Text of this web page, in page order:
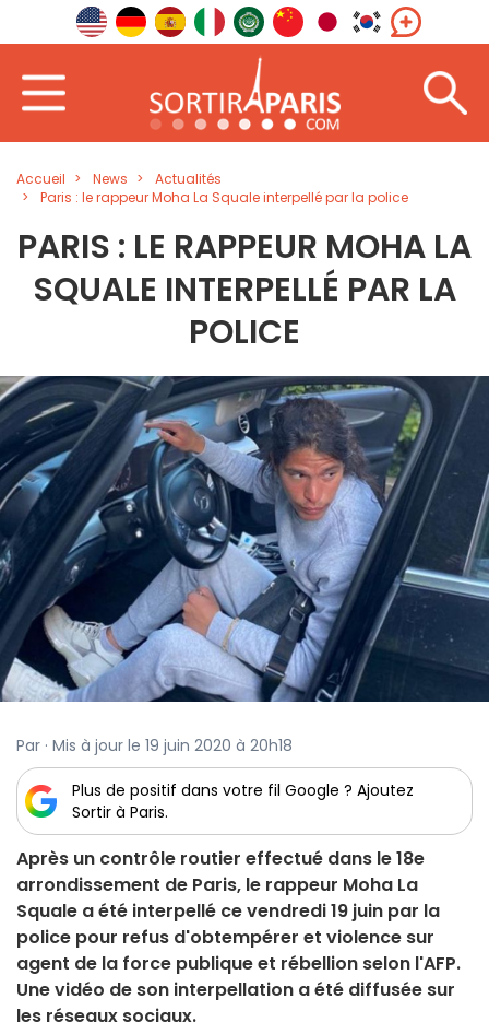
Accueil News
Actualités
Paris : le rappeur Moha La Squale interpellé par la police
PARIS : LE RAPPEUR MOHA LA
SQUALE INTERPELLÉ PAR LA
POLICE
Par · Mis à jour le 19 juin 2020 à 20h18
Plus de positif dans votre fil Google ? Ajoutez
Sortir à Paris.
Après un contrôle routier effectué dans le 18e
arrondissement de Paris, le rappeur Moha La
Squale a été interpellé ce vendredi 19 juin par la
police pour refus d'obtempérer et violence sur
agent de la force publique et rébellion selon l'AFP.
Une vidéo de son interpellation a été diffusée sur
les réseaux sociaux.